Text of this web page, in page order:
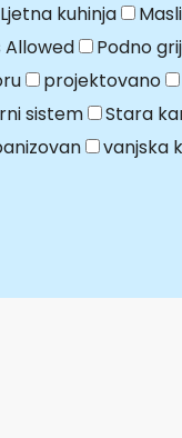
Ljetna kuhinja
Allowed Podno
projektovano
sistem Stara
vanjska